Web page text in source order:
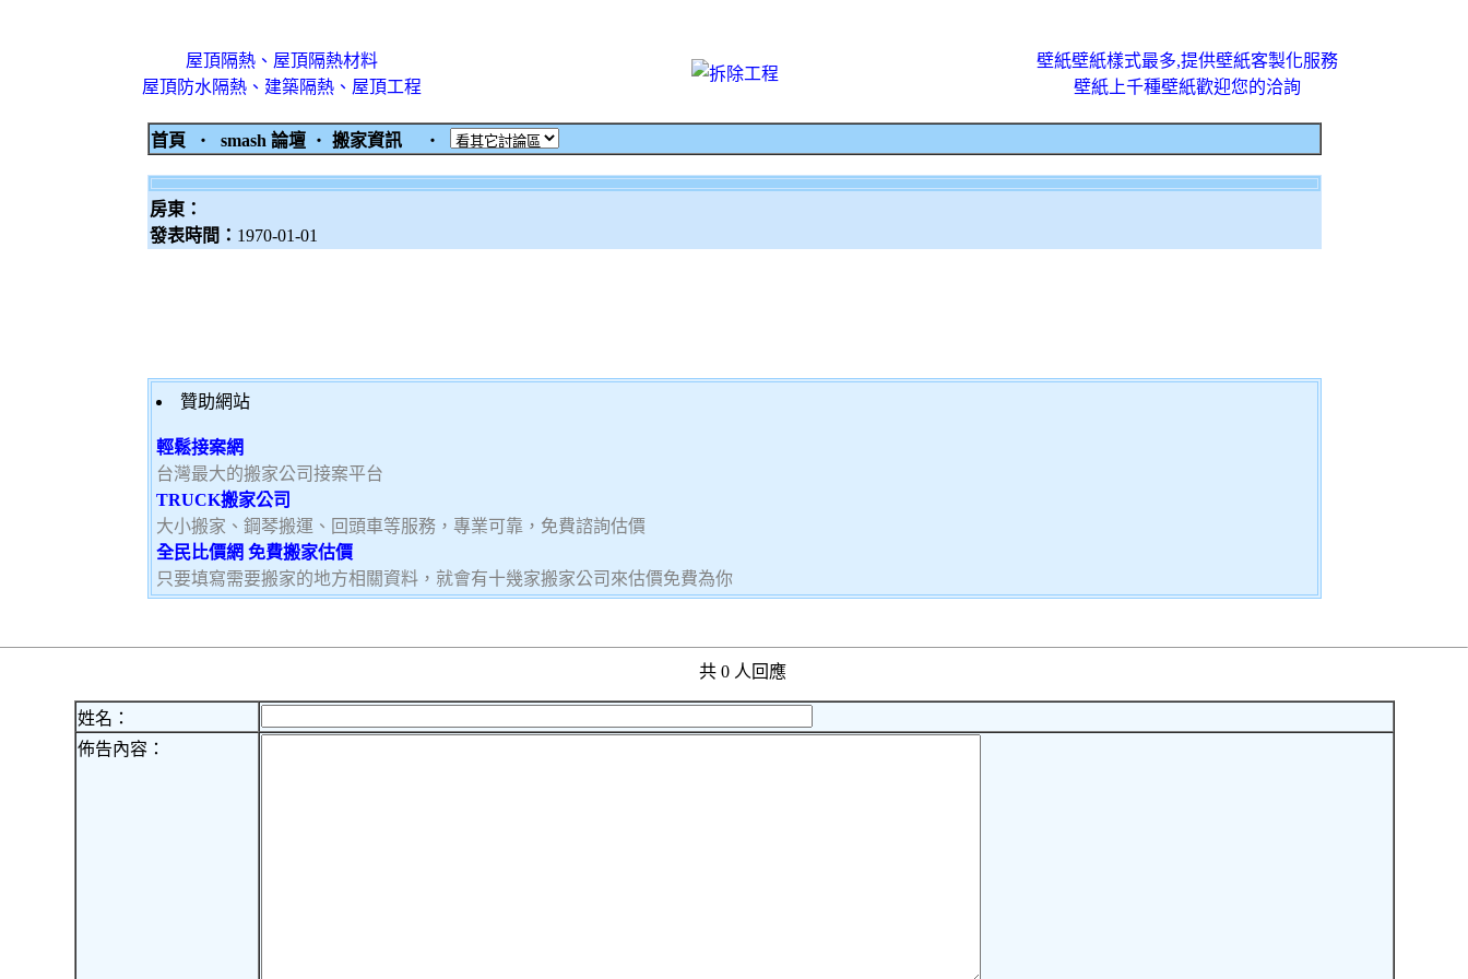
屋頂隔熱、屋頂隔熱材料
屋頂防水隔熱、建築隔熱、屋頂工程
壁紙壁紙樣式最多,提供壁紙客製化服務
壁紙上千種壁紙歡迎您的洽詢
首頁 ‧ smash 論壇 ‧ 搬家資訊 ‧
房東：
發表時間： 1970-01-01
贊助網站
輕鬆接案網
台灣最大的搬家公司接案平台
TRUCK搬家公司
大小搬家、鋼琴搬運、回頭車等服務，專業可靠，免費諮詢估價
全民比價網 免費搬家估價
只要填寫需要搬家的地方相關資料，就會有十幾家搬家公司來估價免費為你
共 0 人回應
姓名：
佈告內容：